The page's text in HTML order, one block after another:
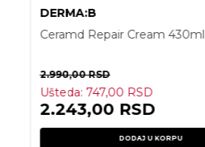
DERMA:B
Ceramd Repair Cream 430ml
2.990,00RSD
Ušteda: 747,00 RSD
2.243,00 RSD
DODAJ U KORPU